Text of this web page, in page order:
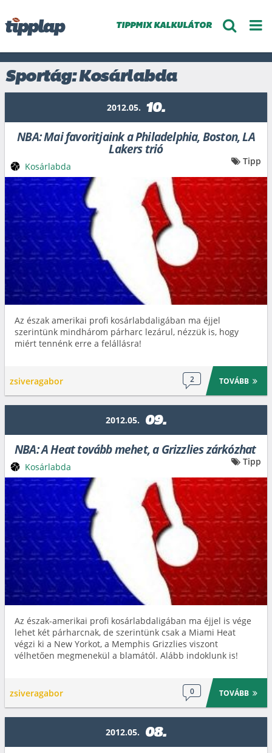
TIPPMIX KALKULÁTOR
Sportág: Kosárlabda
2012.05. 10.
NBA: Mai favoritjaink a Philadelphia, Boston, LA
Lakers trió
Az észak amerikai profi kosárlabdaligában ma éjjel
szerintünk mindhárom párharc lezárul, nézzük is, hogy
miért tennénk erre a felállásra!
zsiveragabor 2 TOVÁBB
Kosárlabda Tipp
2012.05. 09.
NBA: A Heat tovább mehet, a Grizzlies zárkózhat
Az észak-amerikai profi kosárlabdaligában ma éjjel is vége
lehet két párharcnak, de szerintünk csak a Miami Heat
végzi ki a New Yorkot, a Memphis Grizzlies viszont
vélhetően megmenekül a blamától. Alább indoklunk is!
zsiveragabor 0 TOVÁBB
Kosárlabda Tipp
2012.05. 08.